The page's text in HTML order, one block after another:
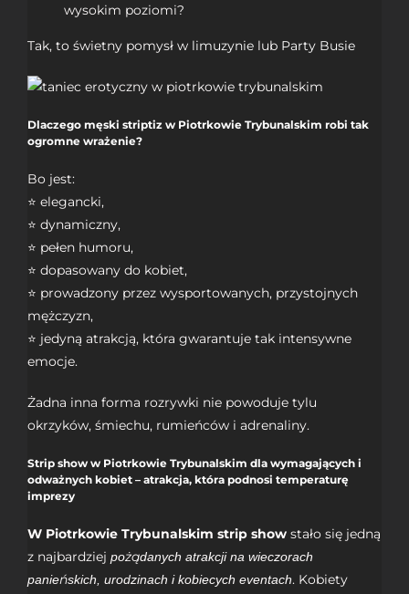
wysokim poziomi?
Tak, to świetny pomysł w limuzynielub Party Busie
Dlaczego męski striptiz w Piotrkowie Trybunalskim robi tak
ogromne wrażenie?
Bo jest:
⭐ elegancki,
⭐ dynamiczny,
⭐ pełen humoru,
⭐ dopasowany do kobiet,
⭐ prowadzony przez wysportowanych, przystojnych
mężczyzn,
⭐ jedyną atrakcją, która gwarantuje tak intensywne
emocje.
Żadna inna forma rozrywki nie powoduje tylu
okrzyków, śmiechu, rumieńców i adrenaliny.
Strip show w Piotrkowie Trybunalskim dla wymagających i
odważnych kobiet – atrakcja, która podnosi temperaturę
imprezy
W Piotrkowie Trybunalskim strip showstało się jedną
z najbardziej pożądanych atrakcji na wieczorach
panieńskich, urodzinach i kobiecych eventach. Kobiety